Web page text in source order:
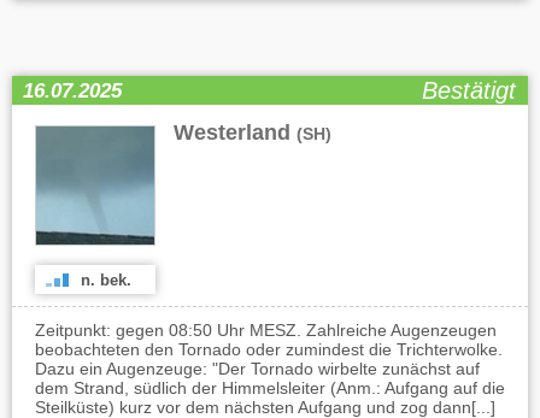
16.07.2025 Bestätigt
Westerland (SH)
n. bek.
Zeitpunkt: gegen 08:50 Uhr MESZ. Zahlreiche Augenzeugen
beobachteten den Tornado oder zumindest die Trichterwolke.
Dazu ein Augenzeuge: "Der Tornado wirbelte zunächst auf
dem Strand, südlich der Himmelsleiter (Anm.: Aufgang auf die
Steilküste) kurz vor dem nächsten Aufgang und zog dann[...]